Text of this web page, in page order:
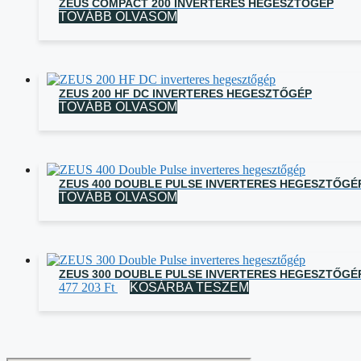
ZEUS COMPACT 200 INVERTERES HEGESZTŐGÉP
TOVÁBB OLVASOM
ZEUS 200 HF DC INVERTERES HEGESZTŐGÉP
TOVÁBB OLVASOM
ZEUS 400 DOUBLE PULSE INVERTERES
TOVÁBB OLVASOM
ZEUS 300 DOUBLE PULSE INVERTERES
477 203 Ft KOSÁRBA TESZEM